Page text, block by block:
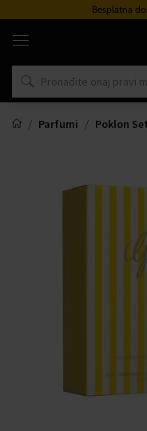
Besplatna
na
Parfumi
Poklon